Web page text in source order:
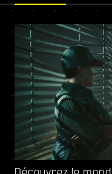
Découvrez le
Surveillez vos
Augmentez votre